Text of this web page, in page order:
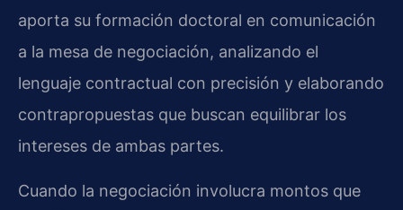
aporta su formación doctoral en comunicación
a la mesa de negociación, analizando el
lenguaje contractual con precisión y elaborando
contrapropuestas que buscan equilibrar los
intereses de ambas partes.
Cuando la negociación involucra montos que